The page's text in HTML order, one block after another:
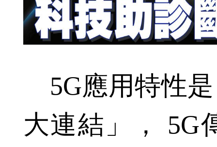
5G應用特性
大連結」， 5G